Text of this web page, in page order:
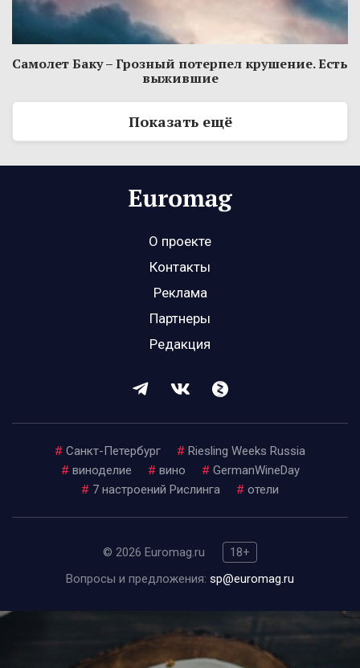
Самолет Баку – Грозный потерпел крушение. Есть
выжившие
Показать ещё
О проекте
Контакты
Реклама
Партнеры
Редакция
# Санкт-Петербург # Riesling Weeks Russia
# виноделие # вино # GermanWineDay
# 7 настроений Рислинга # отели
© 2026 Euromag.ru
18+
Вопросы и предложения: sp@euromag.ru